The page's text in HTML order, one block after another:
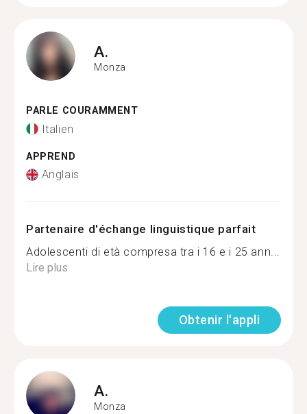
A.
Monza
PARLE COURAMMENT
Italien
APPREND
Anglais
Partenaire d'échange linguistique parfait
Adolescenti di età compresa tra i 16 e i 25 ann...
Lire plus
Obtenir l'appli
A.
Monza